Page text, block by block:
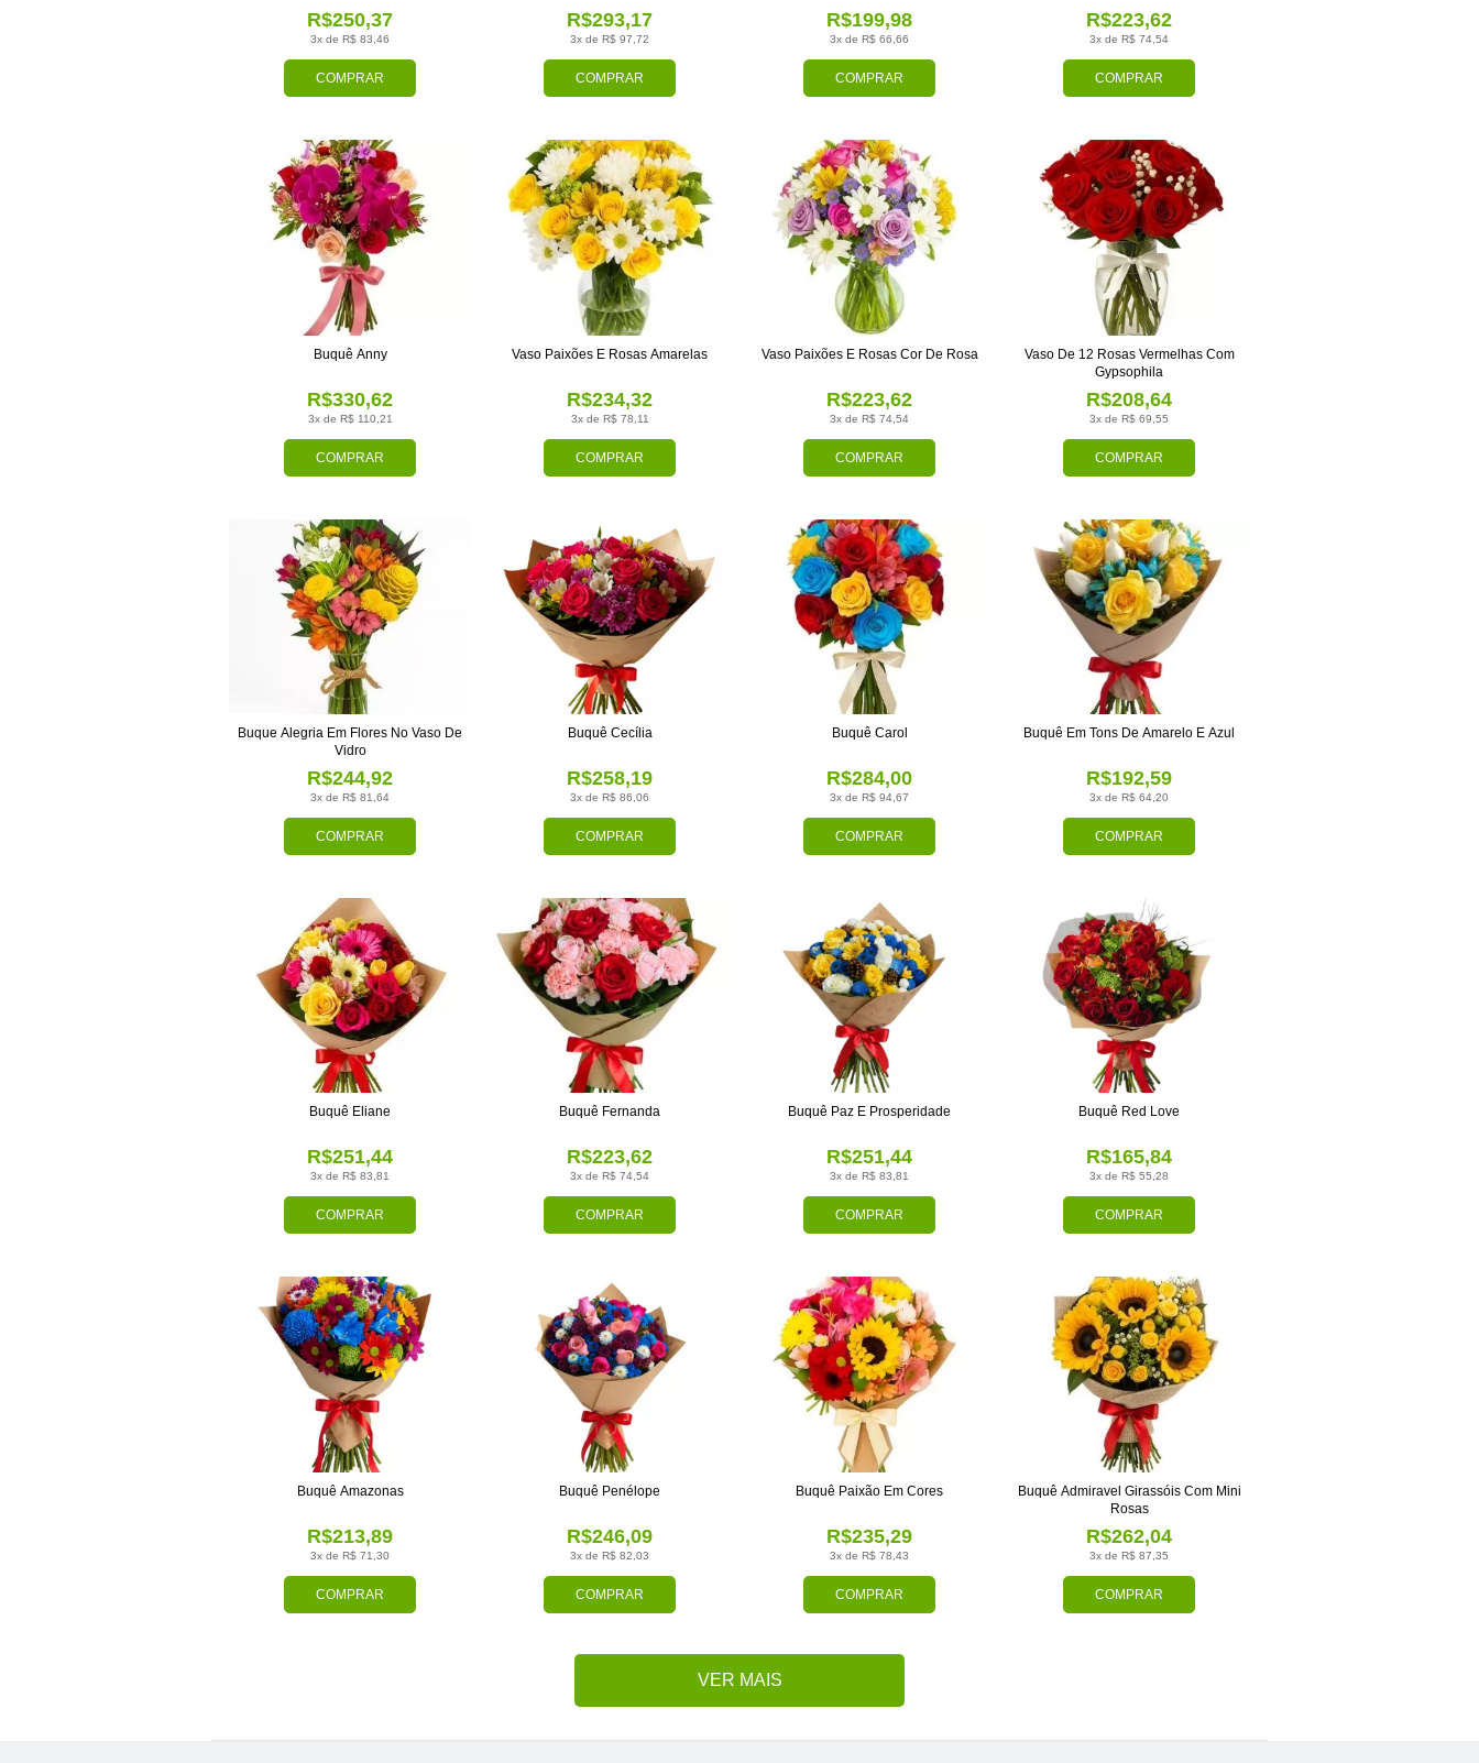
COMPRAR
3x de R$ 83,46
R$250,37
COMPRAR
3x de R$ 97,72
R$293,17
COMPRAR
3x de R$ 66,66
R$199,98
COMPRAR
3x de R$ 74,54
R$223,62
COMPRAR
3x de R$ 110,21
R$330,62
Buquê Anny
COMPRAR
3x de R$ 78,11
R$234,32
Vaso Paixões E Rosas Amarelas
COMPRAR
3x de R$ 74,54
R$223,62
Vaso Paixões E Rosas Cor De Rosa
COMPRAR
3x de R$ 69,55
R$208,64
Vaso De 12 Rosas Vermelhas Com
Gypsophila
COMPRAR
3x de R$ 81,64
R$244,92
Buque Alegria Em Flores No Vaso De
Vidro
COMPRAR
3x de R$ 86,06
R$258,19
Buquê Cecília
COMPRAR
3x de R$ 94,67
R$284,00
Buquê Carol
COMPRAR
3x de R$ 64,20
R$192,59
Buquê Em Tons De Amarelo E Azul
COMPRAR
3x de R$ 83,81
R$251,44
Buquê Eliane
COMPRAR
3x de R$ 74,54
R$223,62
Buquê Fernanda
COMPRAR
3x de R$ 83,81
R$251,44
Buquê Paz E Prosperidade
COMPRAR
3x de R$ 55,28
R$165,84
Buquê Red Love
COMPRAR
3x de R$ 71,30
R$213,89
Buquê Amazonas
COMPRAR
3x de R$ 82,03
R$246,09
Buquê Penélope
COMPRAR
3x de R$ 78,43
R$235,29
Buquê Paixão Em Cores
COMPRAR
3x de R$ 87,35
R$262,04
Buquê Admiravel Girassóis Com Mini
Rosas
VER MAIS